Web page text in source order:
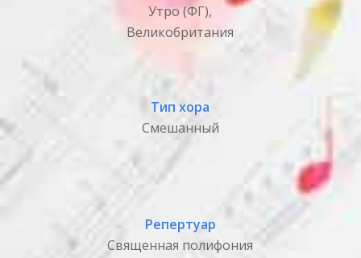
Утро (ФГ),
Великобритания
Тип хора
Смешанный
Репертуар
Священная полифония